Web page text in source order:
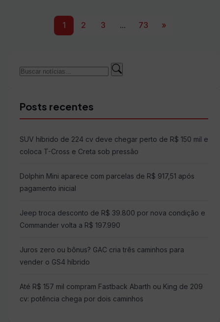
1 2 3 ... 73 »
Buscar
Buscar
Posts recentes
SUV híbrido de 224 cv deve chegar perto de R$ 150 mil e
coloca T-Cross e Creta sob pressão
Dolphin Mini aparece com parcelas de R$ 917,51 após
pagamento inicial
Jeep troca desconto de R$ 39.800 por nova condição e
Commander volta a R$ 197.990
Juros zero ou bônus? GAC cria três caminhos para
vender o GS4 híbrido
Até R$ 157 mil compram Fastback Abarth ou King de 209
cv: potência chega por dois caminhos